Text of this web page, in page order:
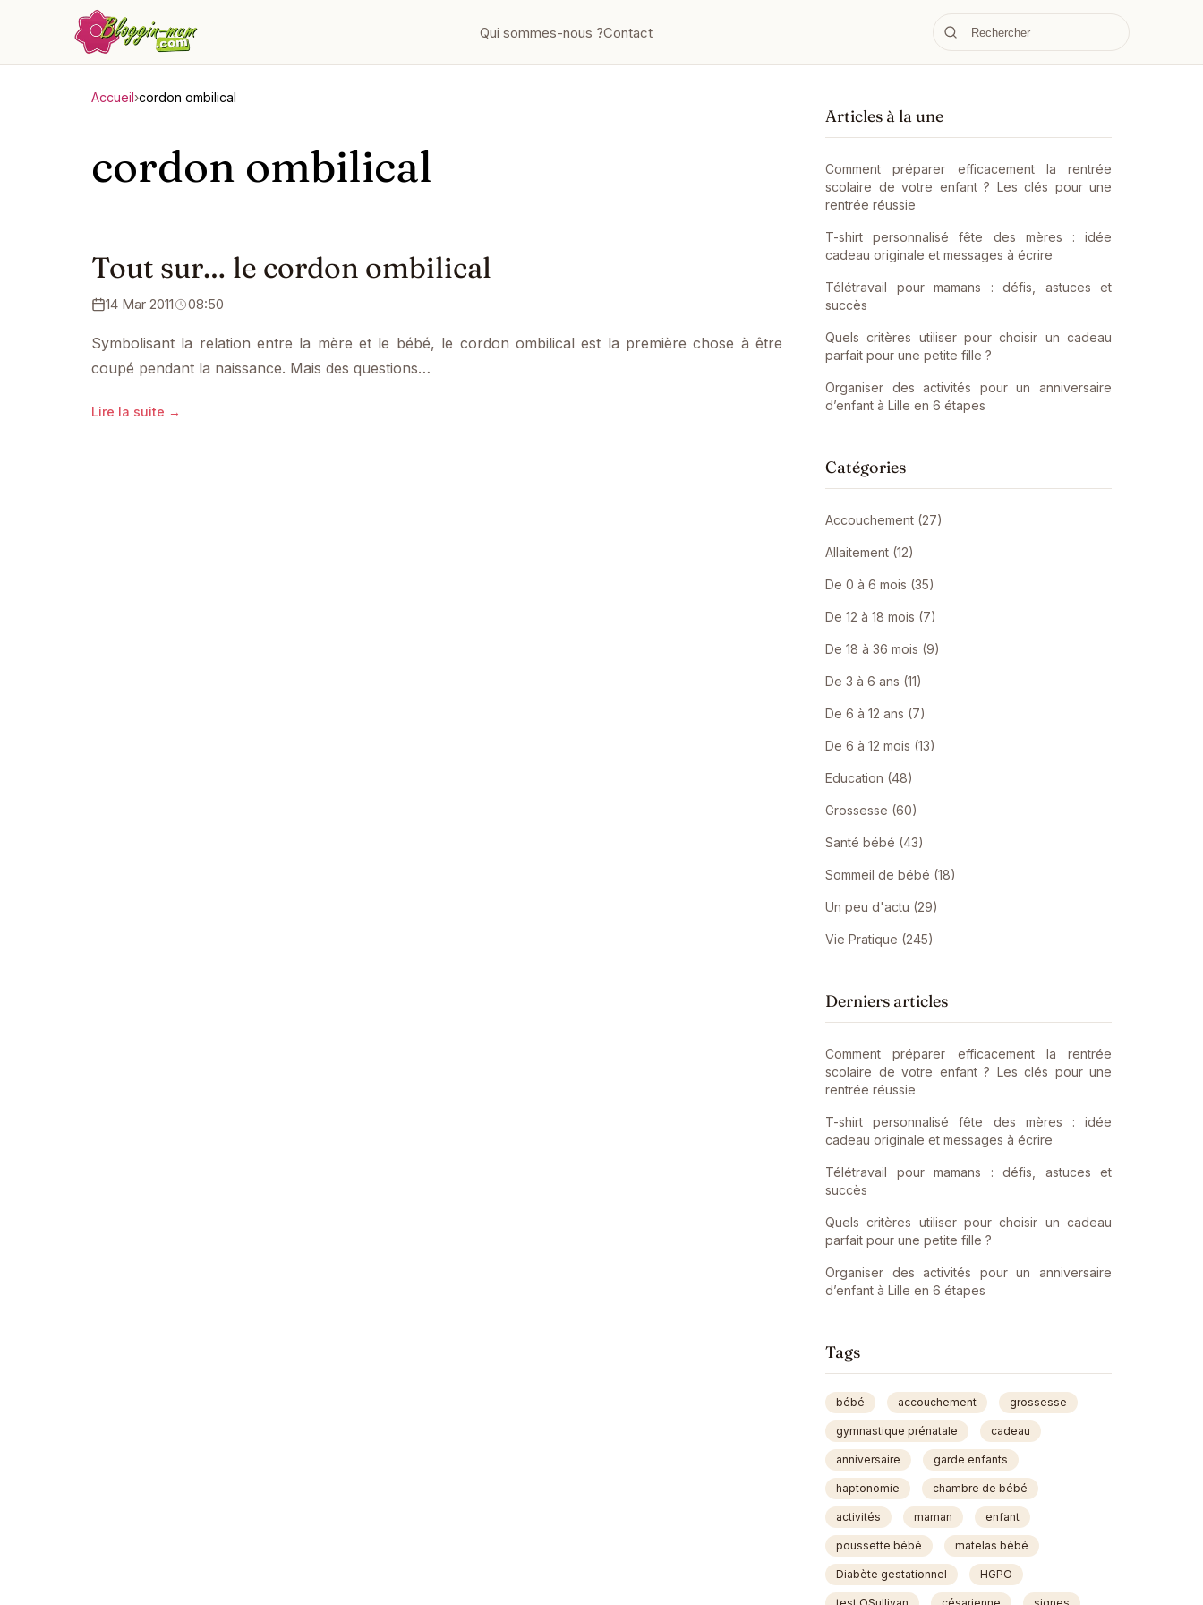
Qui sommes-nous ?Contact
Accueil›cordon ombilical
cordon ombilical
Tout sur… le cordon ombilical
14 Mar 2011 08:50
Symbolisant la relation entre la mère et le bébé, le cordon ombilical est la première chose à être
coupé pendant la naissance. Mais des questions…
Lire la suite →
Articles à la une
Comment préparer efficacement la rentrée
scolaire de votre enfant ? Les clés pour une
rentrée réussie
T-shirt personnalisé fête des mères : idée
cadeau originale et messages à écrire
Télétravail pour mamans : défis, astuces et
succès
Quels critères utiliser pour choisir un cadeau
parfait pour une petite fille ?
Organiser des activités pour un anniversaire
d’enfant à Lille en 6 étapes
Catégories
Accouchement (27)
Allaitement (12)
De 0 à 6 mois (35)
De 12 à 18 mois (7)
De 18 à 36 mois (9)
De 3 à 6 ans (11)
De 6 à 12 ans (7)
De 6 à 12 mois (13)
Education (48)
Grossesse (60)
Santé bébé (43)
Sommeil de bébé (18)
Un peu d'actu (29)
Vie Pratique (245)
Derniers articles
Comment préparer efficacement la rentrée
scolaire de votre enfant ? Les clés pour une
rentrée réussie
T-shirt personnalisé fête des mères : idée
cadeau originale et messages à écrire
Télétravail pour mamans : défis, astuces et
succès
Quels critères utiliser pour choisir un cadeau
parfait pour une petite fille ?
Organiser des activités pour un anniversaire
d’enfant à Lille en 6 étapes
Tags
bébé accouchement grossesse
gymnastique prénatale cadeau
anniversaire garde enfants
haptonomie chambre de bébé
activités maman enfant
poussette bébé matelas bébé
Diabète gestationnel HGPO